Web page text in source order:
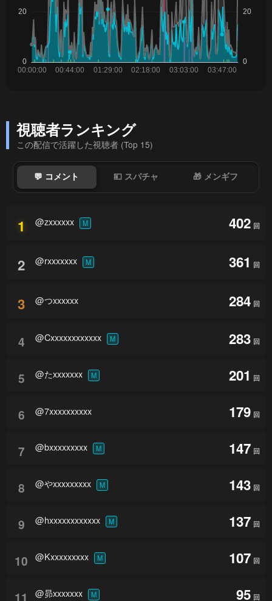
視聴者ランキング
この配信で活躍した視聴者 (Top 15)
💬 コメント 💴 スパチャ 🎁 メンギフ
1 @zxxxxxx M 402 回
2 @rxxxxxxx M 361 回
3 @つxxxxxx 284 回
4 @Cxxxxxxxxxxxx M 283 回
5 @たxxxxxxx M 201 回
6 @7xxxxxxxxxx 179 回
7 @bxxxxxxxxx M 147 回
8 @やxxxxxxxxx M 143 回
9 @hxxxxxxxxxxxx M 137 回
10 @Kxxxxxxxxx M 107 回
11 @昴xxxxxxx M 95 回